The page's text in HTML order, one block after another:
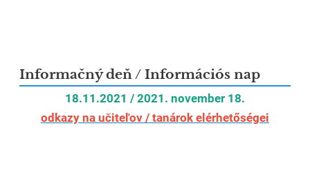
Informačný deň / Információs nap
18.11.2021 / 2021. november 18.
odkazy na učiteľov / tanárok elérhetőségei